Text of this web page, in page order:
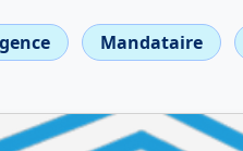
Mandataire